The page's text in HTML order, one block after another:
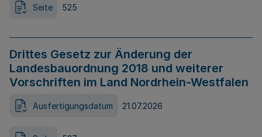
Seite 525
Drittes Gesetz zur Änderung der
Landesbauordnung 2018 und weiterer
Vorschriften im Land Nordrhein-Westfalen
Ausfertigungsdatum 21.07.2026